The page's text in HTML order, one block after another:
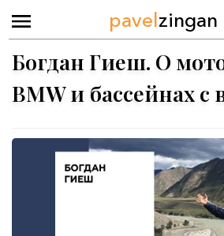
pavelzingan
Богдан Гиеш. О
BMW и бассейнах с